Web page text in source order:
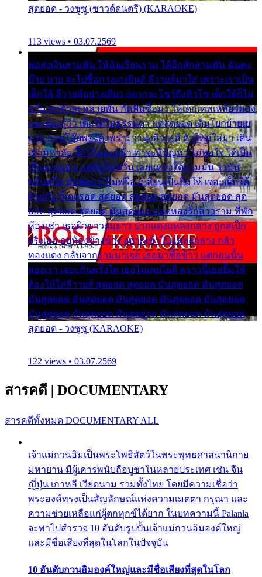
สุดยอด - วงซูซู (ซาวด์ดนตรี) (KARAOKE)
113 views • 03.07.2569
พ่อส่งเงินสามพัน ให้ฉันเรียนราม ได้อีกสักสามพัน ฉันคง
บ๊าย บาย จะไปซื้อกางเกงยีนส์ ลีวายส์มาใส่ เพราะเราเป็น
เด็กใต้ ลีวายส์อย่างเดียว อยากจะโชว์ถึงหิวโซ เด็กใต้ก็ไม่
หวั่น ตกตัวละหลายพัน กัดฟันซื้อมา ให้เด็กเทพเหลียวมอง
และต้องรู้ว่า เด็กใต้ไม่ธรรมดา แต่สุดยอด เดินโยกย้ายเย
ยวน กวนโอ๊ยพอได้ เพราะว่านุ่งลีวายส์ ตัวใหม่ใส่มา เดิน
เข้ามหาลัย จิ๊กโก๊มองหน้า ท่าจะมีปัญหา ไม่พอใจ ได้เป็น
เรื่องแน่นอน แต่ฉันไม่หวั่น เลยแหลงใต้ถามมัน ว่ามัน
พรั่นพรือ มันตอบว่าไม่พรื่อ เปลี่ยนเป็นยิ้มให้ เจอะเด็กใต้
ด้วยกัน ก็เลยรอด สุดยอด สุดยอด สุดยอด มันสุดยอด สุด
ยอด สุดยอด สุดยอด มันสุดยอด แอบหลงรักสาวราม ที่พัก
ห้องเช่า เธอผิวขาวผมยาว ปากแดงแหลงกลาง ถูกสเป็ก
จริงเธอ อยู่ห้องข้างข้าง อยากเข้าไปแหลงกลาง กลัว
ทองแดง กลับจากรามมาเจอ เธอมาซื้อข้าว แต่ก่อนนั้น
สองเรา เจอะกันครั้งใด เธอไม่เคยไยดี คราวนี้เธอยิ้มให้
ต้องให้ใส่ลีวายส์ สุดยอด สุดยอด มันสุดยอด มันสุดยอด
มันสุดยอด มันสุดยอด มันสุดยอด มันสุดยอด มันสุดยอด
มันสุดยอด มันสุดยอด มันสุดยอด มันสุดยอด มันสุดยอด
สุดยอด - วงซูซู (KARAOKE)
122 views • 03.07.2569
สารคดี | DOCUMENTARY
สารคดีทั้งหมด DOCUMENTARY ALL
เจ้าแม่กวนอิมเป็นพระโพธิสัตว์ในพระพุทธศาสนานิกาย
มหายาน มีผู้เคารพนับถือบูชาในหลายประเทศ เช่น จีน
ญี่ปุ่น เกาหลี เวียดนาม รวมทั้งไทย โดยมีความเชื่อว่า
พระองค์ทรงเป็นสัญลักษณ์แห่งความเมตตา กรุณา และ
ความช่วยเหลือแก่ผู้ตกทุกข์ได้ยาก ในบทความนี้ Palanla
จะพาไปสำรวจ 10 อันดับรูปปั้นเจ้าแม่กวนอิมองค์ใหญ่
และมีชื่อเสียงที่สุดในโลกในปัจจุบัน
10 อันดับกวนอิมองค์ใหญ่และมีชื่อเสียงที่สุดในโลก